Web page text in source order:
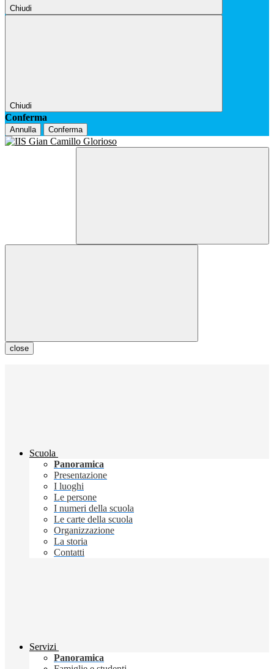
Chiudi
Chiudi
Conferma
Annulla Conferma
close
Scuola
Panoramica
Presentazione
I luoghi
Le persone
I numeri della scuola
Le carte della scuola
Organizzazione
La storia
Contatti
Servizi
Panoramica